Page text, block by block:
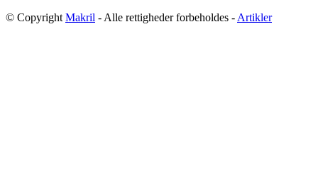
© Copyright Makril - Alle rettigheder forbeholdes - Artikler